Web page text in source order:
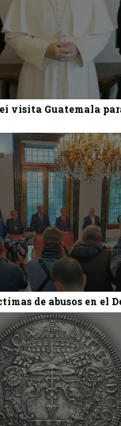
visita Guatemala
de abusos en el